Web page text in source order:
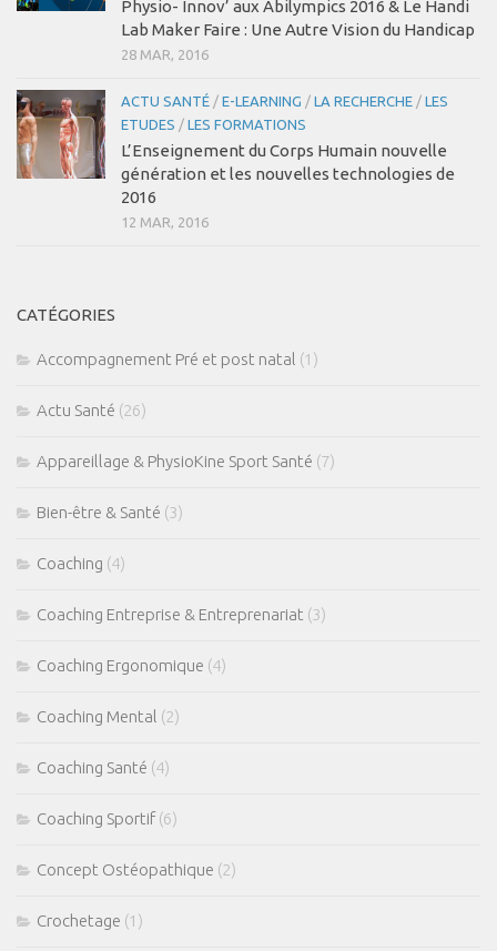
Taping
Massages du Monde
Nutrition
Physio Kiné Sport Santé
Pathologies
Traumato du sport
Luxations
Les Pathologies Spécifiques
Actu Santé
Bien-être & Santé
Nutrition et Santé
Les Recettes
Les Diètes Spécifiques
Physio- Innov’ aux Abilympics 2016 & Le Handi
Lab Maker Faire : Une Autre Vision du Handicap
28 MAR, 2016
ACTU SANTÉ / E-LEARNING / LA RECHERCHE / LES
ETUDES / LES FORMATIONS
L’Enseignement du Corps Humain nouvelle
génération et les nouvelles technologies de
2016
12 MAR, 2016
CATÉGORIES
Accompagnement Pré et post natal (1)
Actu Santé (26)
Appareillage & PhysioKine Sport Santé (7)
Bien-être & Santé (3)
Coaching (4)
Coaching Entreprise & Entreprenariat (3)
Coaching Ergonomique (4)
Coaching Mental (2)
Coaching Santé (4)
Coaching Sportif(6)
Concept Ostéopathique (2)
Crochetage (1)